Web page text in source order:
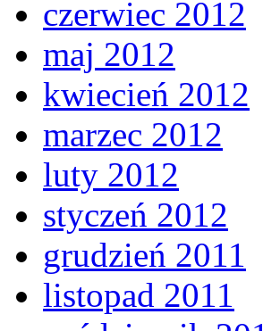
czerwiec 2012
maj 2012
kwiecień 2012
marzec 2012
luty 2012
styczeń 2012
grudzień 2011
listopad 2011